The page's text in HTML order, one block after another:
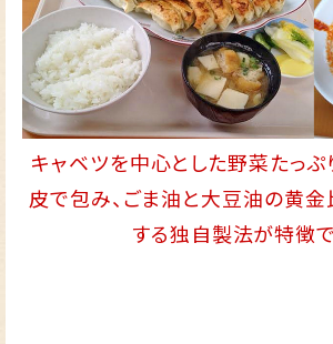
キャベツを中心とした野菜たっ
皮で包み、ごま油と大豆油の黄
する独自製法が特徴で